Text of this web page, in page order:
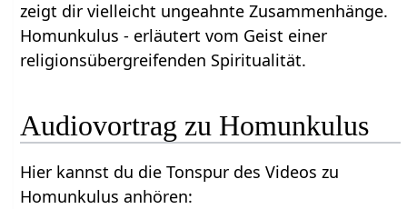
zeigt dir vielleicht ungeahnte Zusammenhänge.
Homunkulus - erläutert vom Geist einer
religionsübergreifenden Spiritualität.
Audiovortrag zu Homunkulus
Hier kannst du die Tonspur des Videos zu
Homunkulus anhören: